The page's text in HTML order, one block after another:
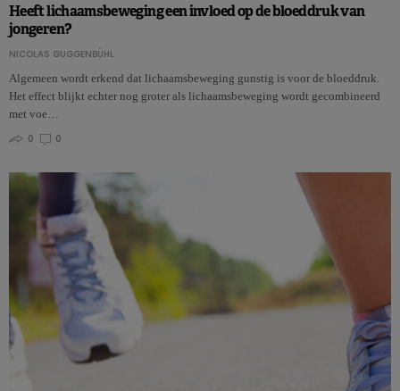
Heeft lichaamsbeweging een invloed op de bloeddruk van
jongeren?
NICOLAS GUGGENBÜHL
Algemeen wordt erkend dat lichaamsbeweging gunstig is voor de bloeddruk.
Het effect blijkt echter nog groter als lichaamsbeweging wordt gecombineerd
met voe…
0
0